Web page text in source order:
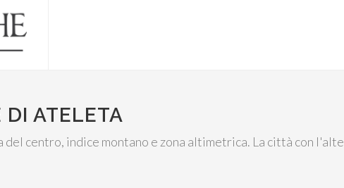
ATELETA
centro, indice montano e zona altimetrica. La città con